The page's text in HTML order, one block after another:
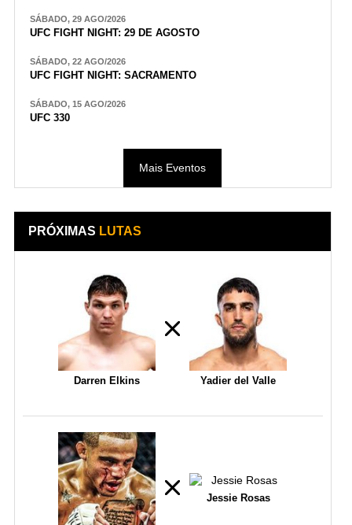
SÁBADO, 29 AGO/2026
UFC FIGHT NIGHT: 29 DE AGOSTO
SÁBADO, 22 AGO/2026
UFC FIGHT NIGHT: SACRAMENTO
SÁBADO, 15 AGO/2026
UFC 330
Mais Eventos
PRÓXIMAS LUTAS
Darren Elkins Yadier del Valle
Jessie Rosas